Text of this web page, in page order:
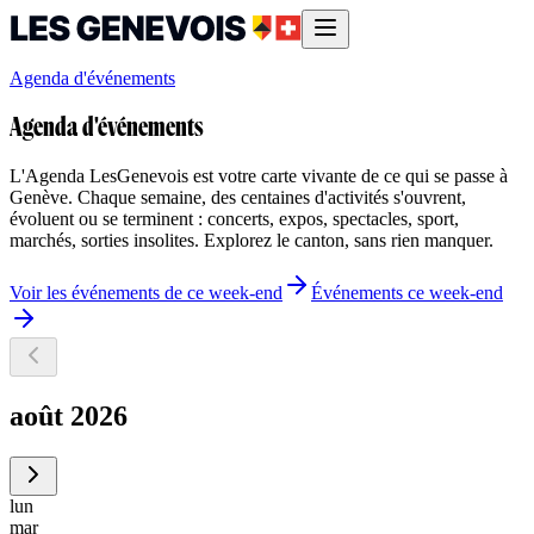
Agenda d'événements
Agenda d'événements
L'Agenda LesGenevois est votre carte vivante de ce qui se passe à
Genève. Chaque semaine, des centaines d'activités s'ouvrent,
évoluent ou se terminent : concerts, expos, spectacles, sport,
marchés, sorties insolites. Explorez le canton, sans rien manquer.
Voir les événements de ce week-end Événements ce week-end
août 2026
lun
mar